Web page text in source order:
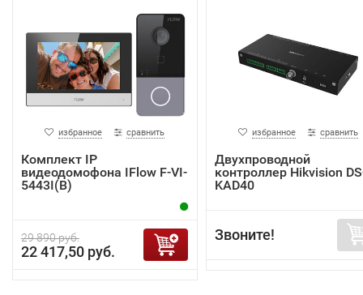
избранное сравнить
Комплект IP
видеодомофона IFlow F-VI-
5443I(B)
29 890 руб.
22 417,50 руб.
избранное сравнить
Двухпроводной
контроллер Hikvision
KAD40
Звоните!